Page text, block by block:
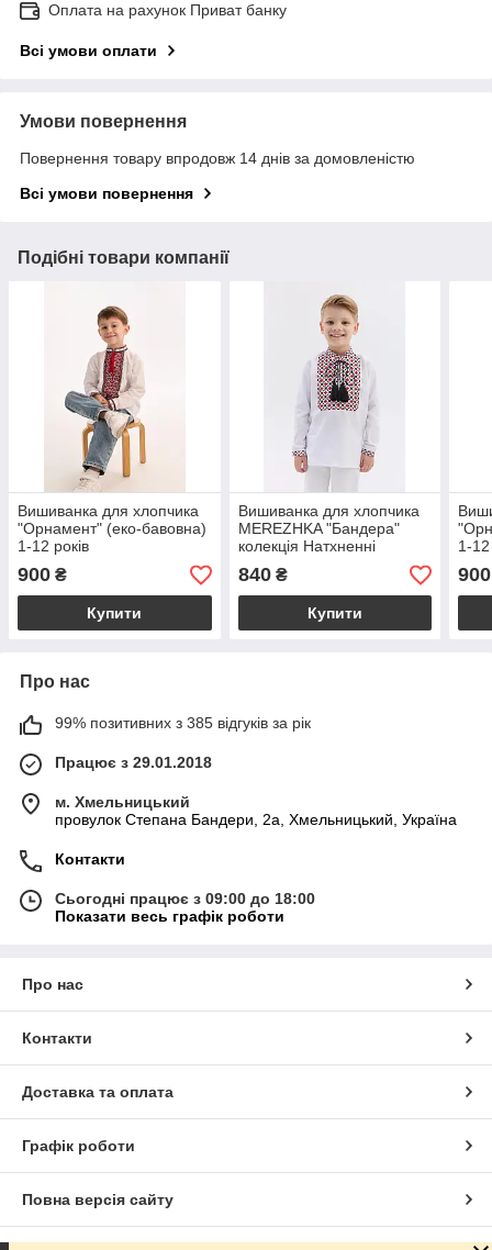
Оплата на рахунок Приват банку
Всі умови оплати
Умови повернення
Повернення товару впродовж 14 днів за домовленістю
Всі умови повернення
Подібні товари компанії
Вишиванка для хлопчика
"Орнамент" (еко-бавовна)
1-12 років
900 ₴
Купити
Вишиванка для хлопчика
MEREZHKA "Бандера"
колекція Натхненні
840₴
Купити
1-12
900
Про нас
99% позитивних з 385 відгуків за рік
Працює з 29.01.2018
м. Хмельницький
провулок Степана Бандери, 2a, Хмельницький, Україна
Контакти
Сьогодні працює з 09:00 до 18:00
Показати весь графік роботи
Про нас
Контакти
Доставка та оплата
Графік роботи
Повна версія сайту